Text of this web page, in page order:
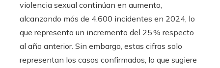
violencia sexual continúan en aumento,
alcanzando más de 4.600 incidentes en 2024, lo
que representa un incremento del 25 % respecto
al año anterior. Sin embargo, estas cifras solo
representan los casos confirmados, lo que sugiere